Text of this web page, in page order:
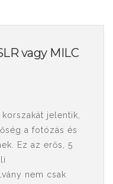
vagy MILC
jelentik,
a fotózás és
Ez az erős, 5
nem csak